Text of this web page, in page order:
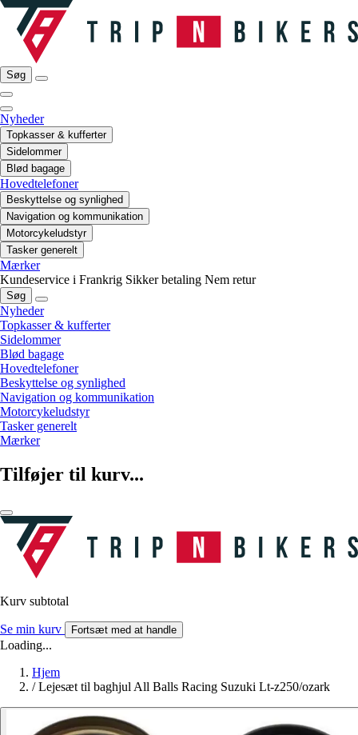
Søg
Nyheder
Topkasser & kufferter
Sidelommer
Blød bagage
Hovedtelefoner
Beskyttelse og synlighed
Navigation og kommunikation
Motorcykeludstyr
Tasker generelt
Mærker
Kundeservice i Frankrig Sikker betaling Nem retur
Søg
Nyheder
Topkasser & kufferter
Sidelommer
Blød bagage
Hovedtelefoner
Beskyttelse og synlighed
Navigation og kommunikation
Motorcykeludstyr
Tasker generelt
Mærker
Tilføjer til kurv...
Kurv subtotal
Se min kurv Fortsæt med at handle
Loading...
Hjem
/ Lejesæt til baghjul All Balls Racing Suzuki Lt-z250/ozark